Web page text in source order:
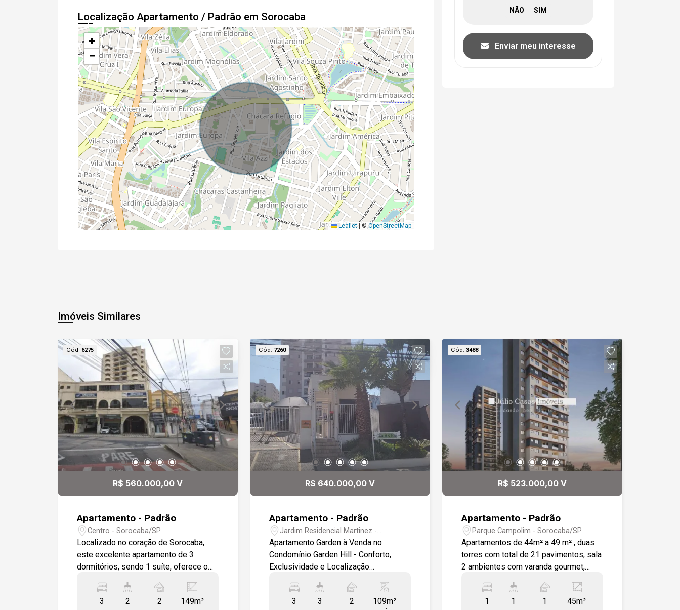
Localização Apartamento / Padrão em Sorocaba
+
−
Leaflet ©OpenStreetMap
Enviar meu interesse
Imóveis Similares
Cód. 6275
R$ 560.000,00 V
Apartamento - Padrão
Centro - Sorocaba/SP
Localizado no coração de Sorocaba,
este excelente apartamento de 3
dormitórios, sendo 1 suíte, oferece o
praticidade. A sala ampla para dois
ambientes proporciona um espaço
3
2
2
149m²
Cód. 7260
R$ 640.000,00 V
Apartamento - Padrão
Jardim Residencial Martinez -
Sorocaba/SP
Apartamento Garden à Venda no
Condomínio Garden Hill - Conforto,
Exclusividade e Localização
excelente apartamento garden no
Condomínio Garden Hill, ideal para
3
3
2
109m²
Cód. 3488
R$ 523.000,00 V
Apartamento - Padrão
Parque Campolim - Sorocaba/SP
Apartamentos de 44m² a 49 m² , duas
torres com total de 21 pavimentos, sala
2 ambientes com varanda gourmet,
dormitórios 1 wc social. Salão de
festas, brinquedoteca, playground,
1
1
1
45m²